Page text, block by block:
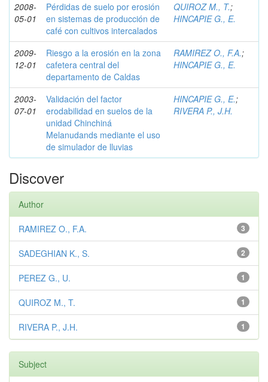
2008-
05-01
Pérdidas de suelo por erosión
en sistemas de producción de
café con cultivos intercalados
QUIROZ M., T.;
HINCAPIE G., E.
2009-
12-01
Riesgo a la erosión en la zona
cafetera central del
departamento de Caldas
RAMIREZ O., F.A.;
HINCAPIE G., E.
2003-
07-01
Validación del factor
erodabilidad en suelos de la
unidad Chinchiná
Melanudands mediante el uso
de simulador de lluvias
HINCAPIE G., E.;
RIVERA P., J.H.
Discover
Author
3
RAMIREZ O., F.A.
2
SADEGHIAN K., S.
1
PEREZ G., U.
1
QUIROZ M., T.
1
RIVERA P., J.H.
Subject